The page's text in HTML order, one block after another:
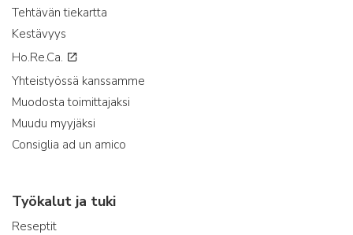
Tehtävän tiekartta
Kestävyys
Ho.Re.Ca.
Yhteistyössä kanssamme
Muodosta toimittajaksi
Muudu myyjäksi
Consiglia ad un amico
Työkalut ja tuki
Reseptit